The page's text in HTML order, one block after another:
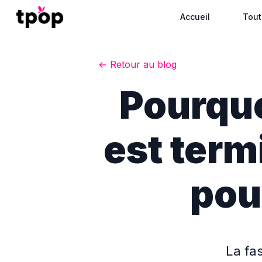
Accueil
← Retour au blog
est
La